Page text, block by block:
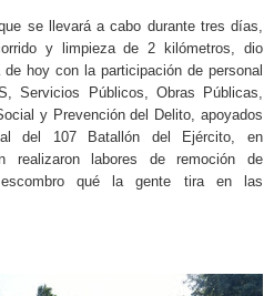
que se llevará a cabo durante tres días,
y limpieza de 2 kilómetros, dio
hoy con la participación de personal
Servicios Públicos, Obras Públicas,
y Prevención del Delito, apoyados
del 107 Batallón del Ejército, en
realizaron labores de remoción de
qué la gente tira en las